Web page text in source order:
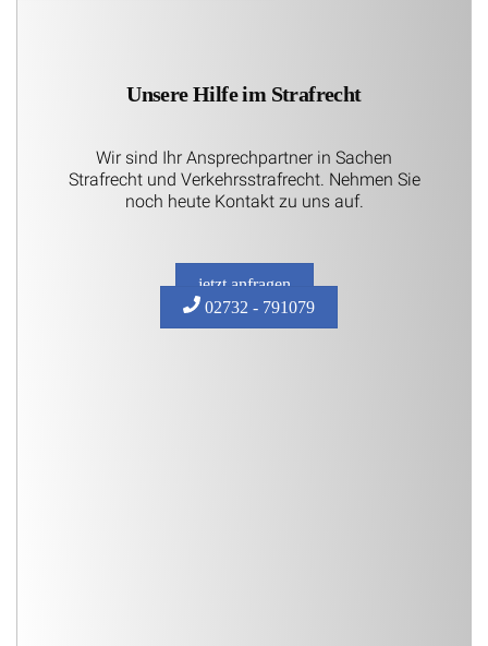
Unsere Hilfe im Strafrecht
Wir sind Ihr Ansprechpartner in Sachen
Strafrecht und Verkehrsstrafrecht. Nehmen Sie
noch heute Kontakt zu uns auf.
jetzt anfragen
02732 - 791079